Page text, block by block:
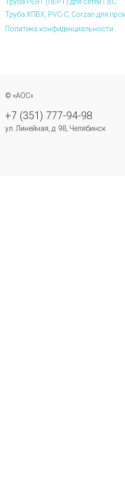
Труба PERT (ПЕРТ) для сетей ГВС
Труба ХПВХ, PVC-C, Corzan для
Политика конфиденциальности
© «АОС»
+7 (351) 777-94-98
ул. Линейная, д. 98, Челябинск